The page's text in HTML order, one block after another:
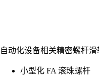
自动化设备相关精密螺杆
小型化 FA 滚珠螺杆